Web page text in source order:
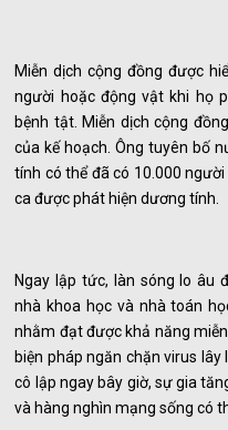
Miễn dịch cộng đồng được
người hoặc động vật khi họ
bệnh tật. Miễn dịch cộng
của kế hoạch. Ông tuyên bố
tính có thể đã có 10.000
ca được phát hiện dương tính.
Ngay lập tức, làn sóng lo âu
nhà khoa học và nhà toán
nhằm đạt được khả năng
biện pháp ngăn chặn virus lây
cô lập ngay bây giờ, sự gia
và hàng nghìn mạng sống có